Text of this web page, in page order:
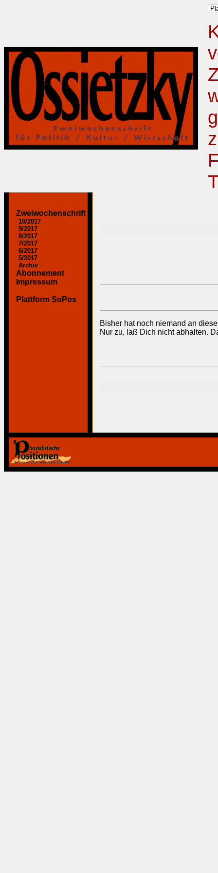
Zweiwochenschrift
10/2017
9/2017
8/2017
7/2017
6/2017
5/2017
Archiv
Abonnement
Impressum
Plattform SoPos
Bisher hat noch niemand an
Nur zu, laß Dich nicht abhalten.